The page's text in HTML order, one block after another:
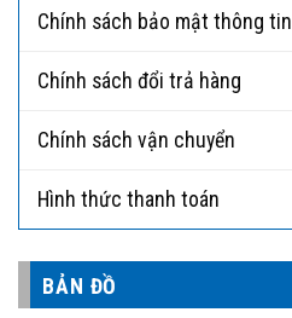
Chính sách bảo mật thông tin
Chính sách đổi trả hàng
Chính sách vận chuyển
Hình thức thanh toán
BẢN ĐỒ